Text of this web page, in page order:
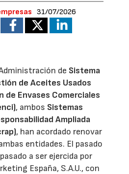
31/07/2026
de Sistema
de Aceites Usados
de Envases Comerciales
, ambos Sistemas
Ampliada
, han acordado renovar
entidades. El pasado
a ser ejercida por
España, S.A.U., con